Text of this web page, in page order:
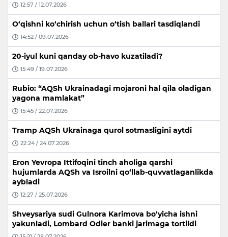
12:57 / 12.07.2026
O‘qishni ko‘chirish uchun o‘tish ballari tasdiqlandi
14:52 / 09.07.2026
20-iyul kuni qanday ob-havo kuzatiladi?
15:49 / 19.07.2026
Rubio: “AQSh Ukrainadagi mojaroni hal qila oladigan
yagona mamlakat”
15:45 / 22.07.2026
Tramp AQSh Ukrainaga qurol sotmasligini aytdi
22:24 / 24.07.2026
Eron Yevropa Ittifoqini tinch aholiga qarshi
hujumlarda AQSh va Isroilni qo‘llab-quvvatlaganlikda
aybladi
12:27 / 25.07.2026
Shveysariya sudi Gulnora Karimova bo‘yicha ishni
yakunladi, Lombard Odier banki jarimaga tortildi